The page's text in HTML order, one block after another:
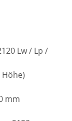
Lw / Lp /
mm